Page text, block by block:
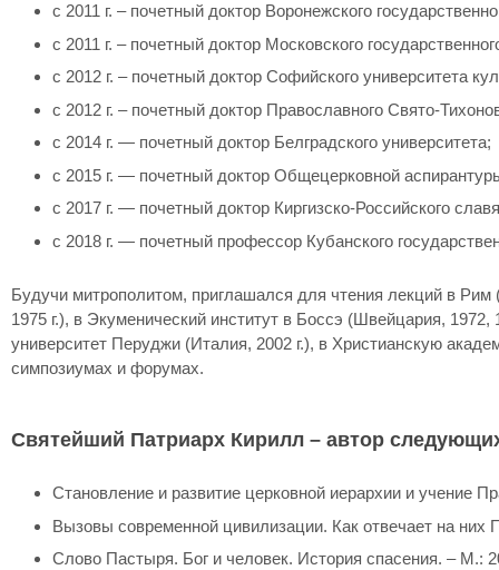
с 2011 г. – почетный доктор Воронежского
с 2011 г. – почетный доктор Московского
с 2012 г. – почетный доктор Софийского университета
с 2012 г. – почетный доктор Православного Свято-
с 2014 г. — почетный доктор Белградского университета;
с 2015 г. — почетный доктор Общецерковной
с 2017 г. — почетный доктор Киргизско-Российского
с 2018 г. — почетный профессор Кубанского
Будучи митрополитом, приглашался для чтения лекций в
1975 г.), в Экуменический институт в Боссэ (Швейцария,
университет Перуджи (Италия, 2002 г.), в Христианскую
симпозиумах и форумах.
Святейший Патриарх Кирилл – автор
Становление и развитие церковной иерархии и учение
Вызовы современной цивилизации. Как отвечает на
Слово Пастыря. Бог и человек. История спасения. – М.: